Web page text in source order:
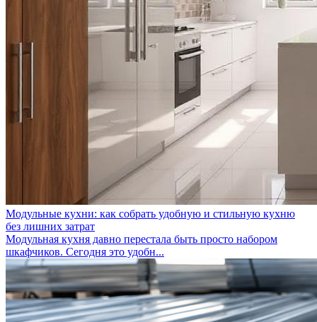
Модульные кухни: как собрать удобную и стильную кухню
без лишних затрат
Модульная кухня давно перестала быть просто набором
шкафчиков. Сегодня это удобн...